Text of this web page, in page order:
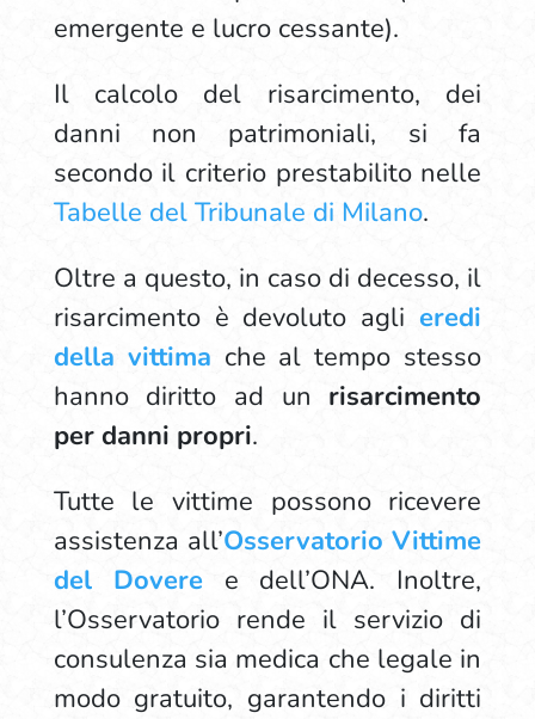
emergente e lucro cessante).
Il calcolo del risarcimento, dei
danni non patrimoniali, si fa
secondo il criterio prestabilito nelle
Tabelle del Tribunale di Milano.
Oltre a questo, in caso di decesso, il
risarcimento è devoluto aglieredi
della vittima che al tempo stesso
hanno diritto ad un risarcimento
per danni propri.
Tutte le vittime possono ricevere
assistenza all’Osservatorio Vittime
del Doveree dell’ONA. Inoltre,
l’Osservatorio rende il servizio di
consulenza sia medica che legale in
modo gratuito, garantendo i diritti